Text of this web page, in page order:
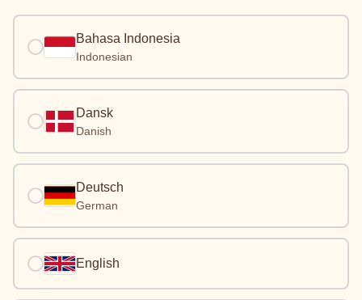
Bahasa Indonesia
Indonesian
Dansk
Danish
Deutsch
German
English